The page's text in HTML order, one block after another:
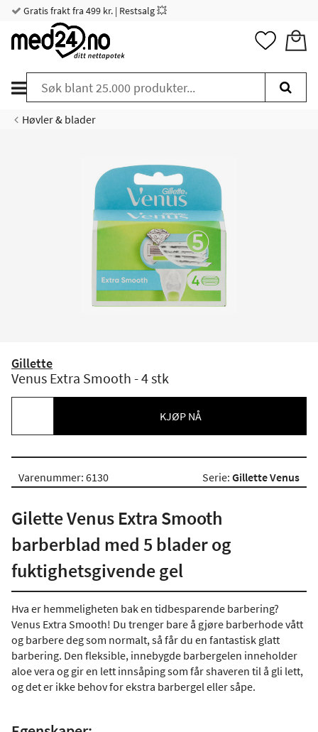
Gratis frakt fra 499 kr. | Restsalg 💥
Høvler & blader
Gillette
Venus Extra Smooth - 4 stk
KJØP NÅ
Varenummer: 6130 Serie: Gillette Venus
Gilette Venus Extra Smooth
barberblad med 5 blader og
fuktighetsgivende gel
Hva er hemmeligheten bak en tidbesparende barbering?
Venus Extra Smooth! Du trenger bare å gjøre barberhode vått
og barbere deg som normalt, så får du en fantastisk glatt
barbering. Den fleksible, innebygde barbergelen inneholder
aloe vera og gir en lett innsåping som får shaveren til å gli lett,
og det er ikke behov for ekstra barbergel eller såpe.